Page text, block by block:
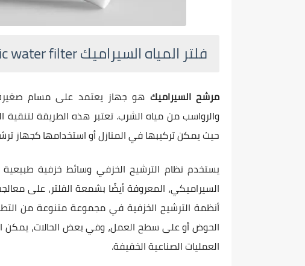
فلتر المياه السيراميك Ceramic water filter
مرشح السيراميك هو جهاز يعتمد على مسام
والرواسب من مياه الشرب. تعتبر هذه الطريقة لتنقية
حيث يمكن تركيبها في المنازل أو استخدامها كجهاز
يستخدم نظام الترشيح الخزفي وسائط خزفية
السيراميكي، المعروفة أيضًا بشمعة الفلتر، على
أنظمة الترشيح الخزفية في مجموعة متنوعة من
الحوض أو على سطح العمل، وفي بعض الحالات، يمكن
العمليات الصناعية الخفيفة.